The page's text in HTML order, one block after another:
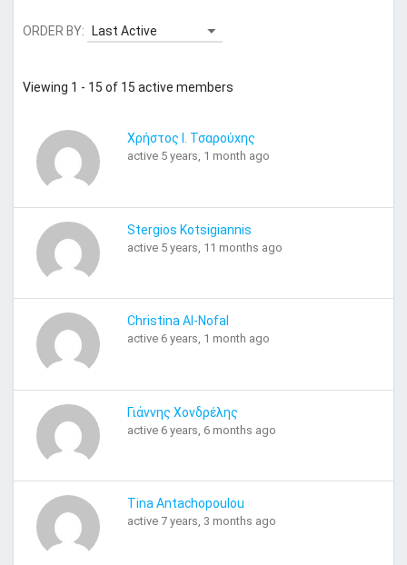
ORDER BY:
Viewing 1 - 15 of 15 active members
Χρήστος Ι. Τσαρούχης
active 5 years, 1 month ago
Stergios Kotsigiannis
active 5 years, 11 months ago
Christina Al-Nofal
active 6 years, 1 month ago
Γιάννης Χονδρέλης
active 6 years, 6 months ago
Tina Antachopoulou
active 7 years, 3 months ago